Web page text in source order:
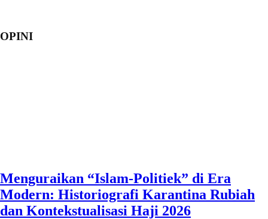
OPINI
Menguraikan “Islam-Politiek” di Era
Modern: Historiografi Karantina Rubiah
dan Kontekstualisasi Haji 2026